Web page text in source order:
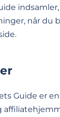
når du
Guide er